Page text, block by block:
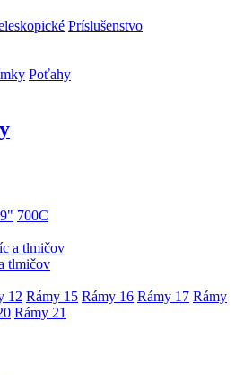
Príslušenstvo
Poťahy
700C
tlmičov
12 Rámy 15 Rámy 16 Rámy 17 Rámy
Rámy 21